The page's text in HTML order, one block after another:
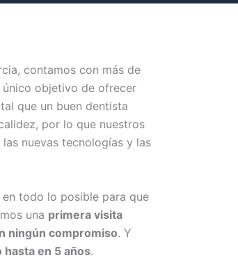
contamos con más de
objetivo de ofrecer
que un buen dentista
por lo que nuestros
nuevas tecnologías y las
todo lo posible para que
una primera visita
ningún compromiso. Y
en 5 años.